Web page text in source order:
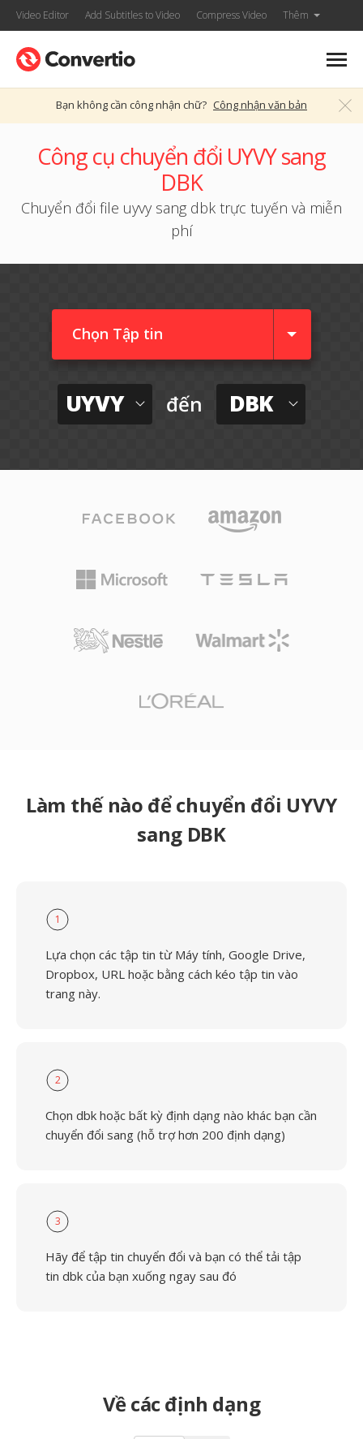
Video Editor Add Subtitles to Video Compress Video Thêm
Bạn không cần công nhận chữ? Công nhận văn bản
Công cụ chuyển đổi UYVY sang
DBK
Chuyển đổi file uyvy sang dbk trực tuyến và miễn
phí
Chọn Tập tin
UYVY đến DBK
Làm thế nào để chuyển đổi UYVY
sang DBK
1
Lựa chọn các tập tin từ Máy tính, Google Drive,
Dropbox, URL hoặc bằng cách kéo tập tin vào
trang này.
2
Chọn dbk hoặc bất kỳ định dạng nào khác bạn cần
chuyển đổi sang (hỗ trợ hơn 200 định dạng)
3
Hãy để tập tin chuyển đổi và bạn có thể tải tập
tin dbk của bạn xuống ngay sau đó
Về các định dạng